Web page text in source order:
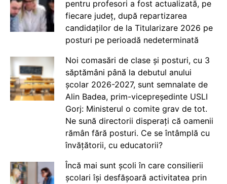
pentru profesori a fost actualizată, pe
fiecare județ, după repartizarea
candidaților de la Titularizare 2026 pe
posturi pe perioadă nedeterminată
Noi comasări de clase și posturi, cu 3
săptămâni până la debutul anului
școlar 2026-2027, sunt semnalate de
Alin Badea, prim-vicepreședinte USLI
Gorj: Ministerul o comite grav de tot.
Ne sună directorii disperați că oamenii
rămân fără posturi. Ce se întâmplă cu
învățătorii, cu educatorii?
Încă mai sunt școli în care consilierii
școlari își desfășoară activitatea prin